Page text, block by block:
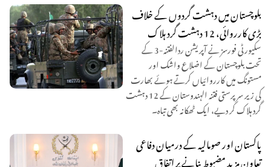
بلوچستان میں دہشت گردوں کے خلاف
بڑی کارروائی، 12 دہشت گرد ہلاک
سکیورٹی فورسز نے آپریشن ردالفتنہ-3 کے
تحت بلوچستان کے اضلاع واشک اور
مستونگ میں کارروائیاں کرتے ہوئے بھارت
کی زیر سرپرستی فتنہ الہندوستان کے 12 دہشت
گرد ہلاک کر دیے، ایک ٹھکانہ بھی تباہ۔
پاکستان اور صومالیہ کے درمیان دفاعی
تعاون مزید مضبوط بنانے پر اتفاق